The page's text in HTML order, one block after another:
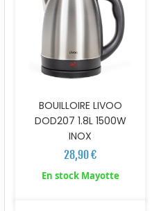
BOUILLOIRE LIVOO
DOD207 1.8L 1500W
INOX
28,90 €
En stock Mayotte